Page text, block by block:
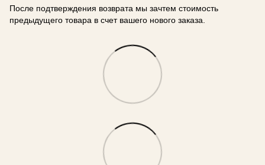
После подтверждения возврата мы зачтем стоимость
предыдущего товара в счет вашего нового заказа.